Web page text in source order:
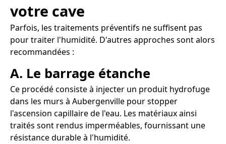
votre cave
Parfois, les traitements préventifs ne suffisent pas
pour traiter l'humidité. D'autres approches sont alors
recommandées :
A. Le barrage étanche
Ce procédé consiste à injecter un produit hydrofuge
dans les murs à Aubergenville pour stopper
l'ascension capillaire de l'eau. Les matériaux ainsi
traités sont rendus imperméables, fournissant une
résistance durable à l'humidité.